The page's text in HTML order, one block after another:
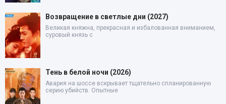
Возвращение в светлые дни (2027)
Великая княжна, прекрасная и избалованная вниманием,
суровый князь с
Тень в белой ночи (2026)
Авария на шоссе вскрывает тщательно спланированную
серию убийств. Опытные